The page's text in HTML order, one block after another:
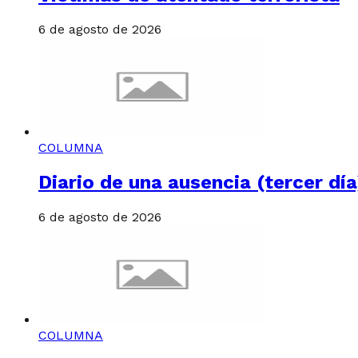
6 de agosto de 2026
COLUMNA
Diario de una ausencia (tercer
6 de agosto de 2026
COLUMNA